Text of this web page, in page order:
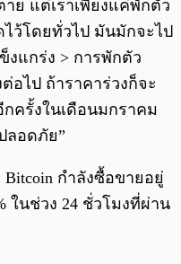
ย แต่เราเพียงแค่พักตัว
ว้โดยทั่วไป มันมักจะไป
งแกร่ง > การพักตัว
อไป ถ้าราคาร่วงก็จะ
ครั้งในเดือนมกราคม
ลอดภัย”
กำลังซื้อขายอยู่
ในช่วง 24 ชั่วโมงที่ผ่าน